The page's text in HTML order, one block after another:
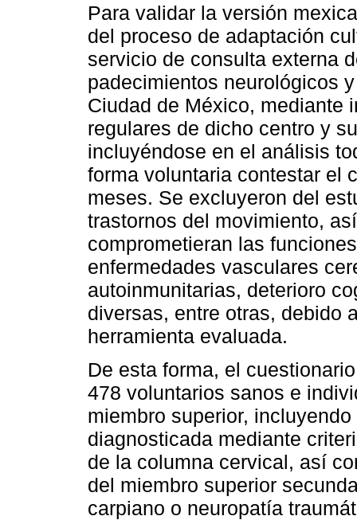
Para validar la versión
del proceso de adaptación
servicio de consulta externa
padecimientos neurológicos
Ciudad de México, mediante
regulares de dicho centro y
incluyéndose en el análisis
forma voluntaria contestar el
meses. Se excluyeron del
trastornos del movimiento,
comprometieran las
enfermedades vasculares
autoinmunitarias, deterioro
diversas, entre otras, debido
herramienta evaluada.
De esta forma, el
478 voluntarios sanos e
miembro superior,
diagnosticada mediante
de la columna cervical, así
del miembro superior
carpiano o neuropatía